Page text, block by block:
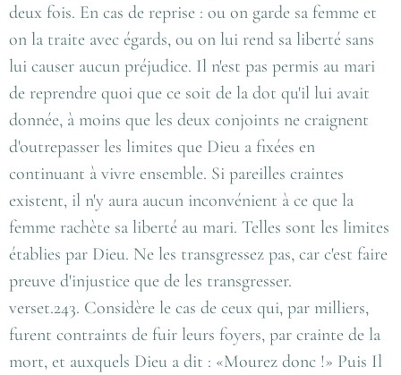
deux fois. En cas de reprise : ou on garde sa femme et
on la traite avec égards, ou on lui rend sa liberté sans
lui causer aucun préjudice. Il n'est pas permis au mari
de reprendre quoi que ce soit de la dot qu'il lui avait
donnée, à moins que les deux conjoints ne craignent
d'outrepasser les limites que Dieu a fixées en
continuant à vivre ensemble. Si pareilles craintes
existent, il n'y aura aucun inconvénient à ce que la
femme rachète sa liberté au mari. Telles sont les limites
établies par Dieu. Ne les transgressez pas, car c'est faire
preuve d'injustice que de les transgresser.
verset.243. Considère le cas de ceux qui, par milliers,
furent contraints de fuir leurs foyers, par crainte de la
mort, et auxquels Dieu a dit : «Mourez donc !» Puis Il